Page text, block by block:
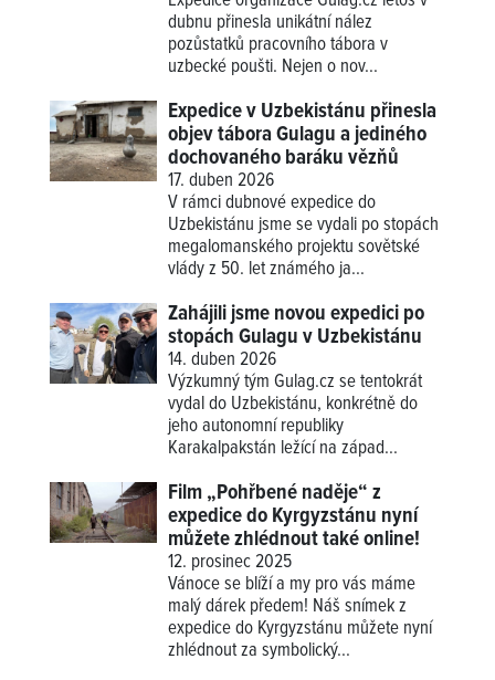
dubnu přinesla unikátní nález
pozůstatků pracovního tábora v
uzbecké poušti. Nejen o nov...
Expedice v Uzbekistánu přinesla
objev tábora Gulagu a jediného
dochovaného baráku vězňů
17. duben 2026
V rámci dubnové expedice do
Uzbekistánu jsme se vydali po stopách
megalomanského projektu sovětské
vlády z 50. let známého ja...
Zahájili jsme novou expedici po
stopách Gulagu v Uzbekistánu
14. duben 2026
Výzkumný tým Gulag.cz se tentokrát
vydal do Uzbekistánu, konkrétně do
jeho autonomní republiky
Karakalpakstán ležící na západ...
Film „Pohřbené naděje“ z
expedice do Kyrgyzstánu nyní
můžete zhlédnout také online!
12. prosinec 2025
Vánoce se blíží a my pro vás máme
malý dárek předem! Náš snímek z
expedice do Kyrgyzstánu můžete nyní
zhlédnout za symbolický...